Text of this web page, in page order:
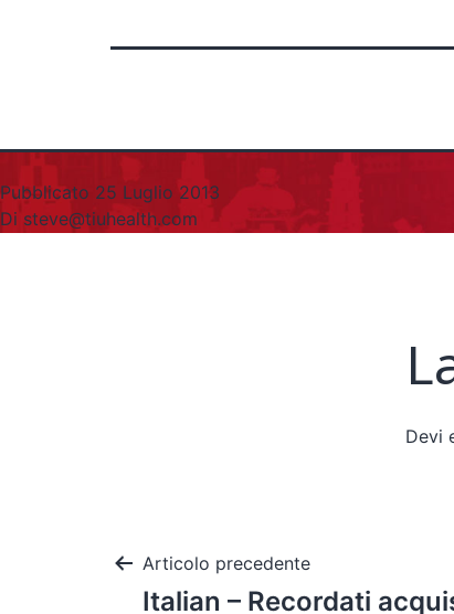
Pubblicato 25 Luglio 2013
Di steve@tiuhealth.com
Devi
Articolo precedente
Italian – Recordati